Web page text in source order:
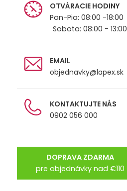
OTVÁRACIE HODINY
Pon-Pia: 08:00 -18:00
Sobota: 08:00 - 13:00
EMAIL
objednavky@lapex.sk
KONTAKTUJTE NÁS
0902 056 000
DOPRAVA ZDARMA
pre objednávky nad €110